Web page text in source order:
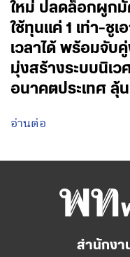
ใหม่ ปลดล็อกผูกมั
ใช้ทุนแค่ 1 เท่า-ชู
เวลาได้ พร้อมจับ
มุ่งสร้างระบบนิเ
อนาคตประเทศ ลุ้
อ่านต่อ
สำนักงา